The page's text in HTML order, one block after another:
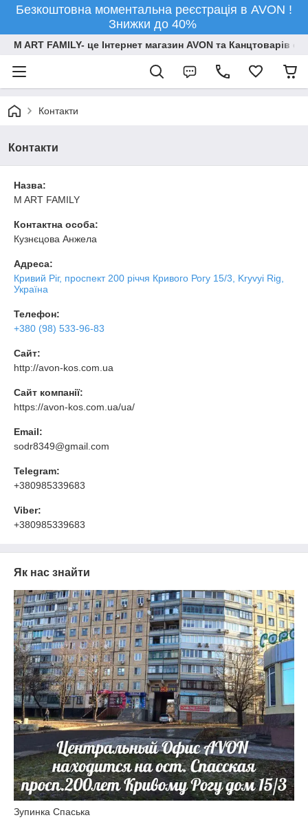
Безкоштовна моментальна реєстрація в AVON !
Знижки до 40%
M ART FAMILY- це Інтернет магазин AVON та Канцтоварів
Контакти
Контакти
Назва:
M ART FAMILY
Контактна особа:
Кузнєцова Анжела
Адреса:
Кривий Ріг, проспект 200 річчя Кривого Рогу 15/3, Kryvyi Rig,
Україна
Телефон:
+380 (98) 533-96-83
Сайт:
http://avon-kos.com.ua
Сайт компанії:
https://avon-kos.com.ua/ua/
Email:
sodr8349@gmail.com
Telegram:
+380985339683
Viber:
+380985339683
Як нас знайти
Зупинка Спаська